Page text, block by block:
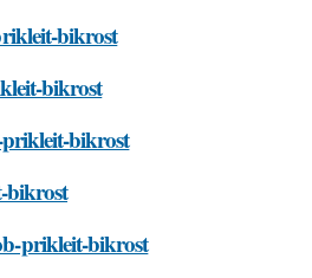
bikrost
bikrost
prikleit-bikrost
bikrost
prikleit-bikrost